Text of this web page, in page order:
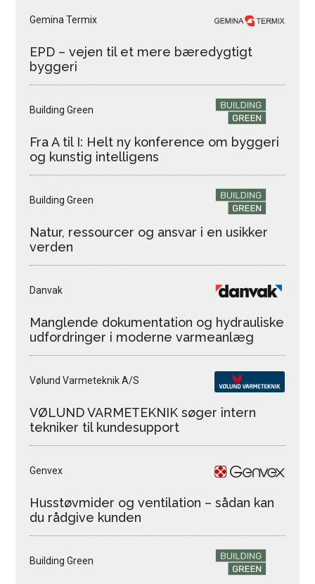
Gemina Termix
EPD – vejen til et mere bæredygtigt
byggeri
Building Green
Fra A til I: Helt ny konference om byggeri
og kunstig intelligens
Building Green
Natur, ressourcer og ansvar i en usikker
verden
Danvak
Manglende dokumentation og hydrauliske
udfordringer i moderne varmeanlæg
Vølund Varmeteknik A/S
VØLUND VARMETEKNIK søger intern
tekniker til kundesupport
Genvex
Husstøvmider og ventilation – sådan kan
du rådgive kunden
Building Green